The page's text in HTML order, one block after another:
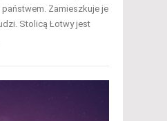
Zamieszkuje je
Stolicą Łotwy jest